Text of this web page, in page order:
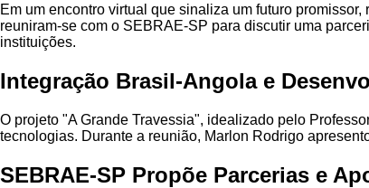
Em um encontro virtual que sinaliza um futuro promissor,
reuniram-se com o SEBRAE-SP para discutir uma
instituições.
Integração Brasil-Angola e
O projeto "A Grande Travessia", idealizado pelo
tecnologias. Durante a reunião, Marlon Rodrigo
SEBRAE-SP Propõe Parcerias e